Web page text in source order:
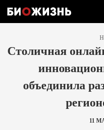
Столичная
объединила
11